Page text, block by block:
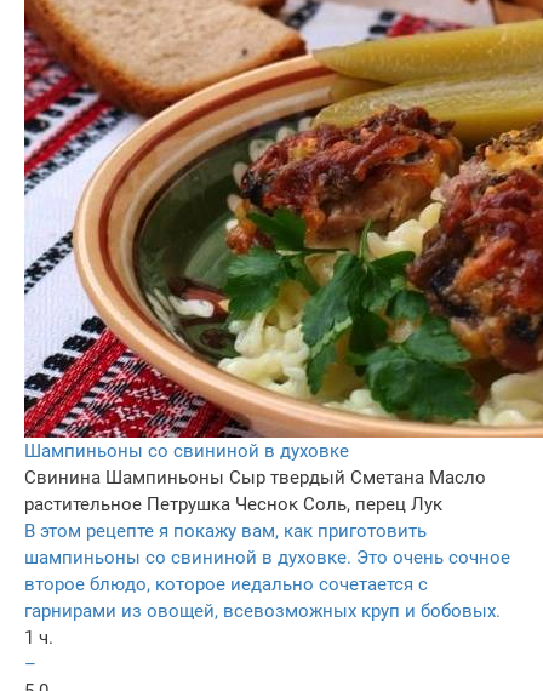
Шампиньоны со свининой в духовке
Свинина Шампиньоны Сыр твердый Сметана Масло
растительное Петрушка Чеснок Соль, перец Лук
В этом рецепте я покажу вам, как приготовить
шампиньоны со свининой в духовке. Это очень сочное
второе блюдо, которое иедально сочетается с
гарнирами из овощей, всевозможных круп и бобовых.
1 ч.
–